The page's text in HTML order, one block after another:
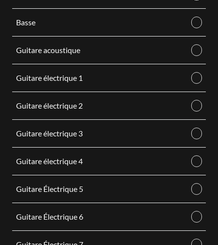
Basse
Guitare acoustique
Guitare électrique 1
Guitare électrique 2
Guitare électrique 3
Guitare électrique 4
Guitare Électrique 5
Guitare Électrique 6